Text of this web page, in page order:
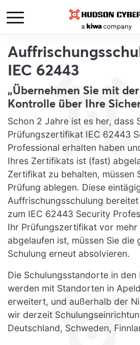
IEC 62443
„Übernehmen Sie mit
Kontrolle über Ihre
Schon 2 Jahre ist es her, dass
Prüfungszertifikat IEC 62443
Professional erhalten haben
Ihres Zertifikats ist (fast)
Zertifikat zu behalten, müssen
Prüfung ablegen. Diese
Auffrischungsschulung
zum IEC 62443 Security
Ihr Prüfungszertifikat vor mehr
abgelaufen ist, müssen Sie die
Schulung erneut absolvieren.
Die Schulungsstandorte in den
werden mit Standorten in
erweitert, und außerhalb der
wir derzeit
Deutschland, Schweden,